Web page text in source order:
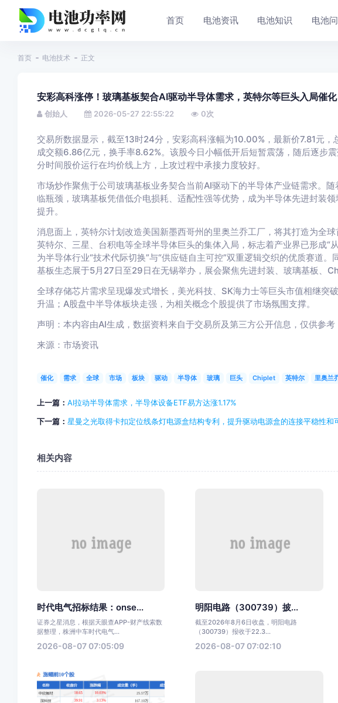
首页 电池资讯 电池知识 电池
首页 电池技术 正文
安彩高科涨停！玻璃基板契合AI驱动半导体需求，英特尔等巨头入局催
创始人 2026-05-27 22:55:22 0次
交易所数据显示，截至13时24分，安彩高科涨幅为10.00%，最新价7.81元
成交额6.86亿元，换手率8.62%。该股今日小幅低开后短暂震荡，随后逐步
分时间股价运行在均价线上方，上攻过程中承接力度较好。
市场炒作聚焦于公司玻璃基板业务契合当前AI驱动下的半导体产业链需求。
临瓶颈，玻璃基板凭借低介电损耗、适配性强等优势，成为半导体先进封装
提升。
消息面上，英特尔计划改造美国新墨西哥州的里奥兰乔工厂，将其打造为全
英特尔、三星、台积电等全球半导体巨头的集体入局，标志着产业界已形成“
为半导体行业“技术代际切换”与“供应链自主可控”双重逻辑交织的优质赛道
基板生态展于5月27日至29日在无锡举办，展会聚焦先进封装、玻璃基板、
全球存储芯片需求呈现爆发式增长，美光科技、SK海力士等巨头市值相继突
升温；A股盘中半导体板块走强，为相关概念个股提供了市场氛围支撑。
声明：本内容由AI生成，数据资料来自于交易所及第三方公开信息，仅供参考
来源：市场资讯
催化 需求 全球 市场 板块 驱动 半导体 玻璃 巨头 Chiplet 英特尔 里奥兰
上一篇： AI拉动半导体需求，半导体设备ETF易方达涨1.17%
下一篇： 星曼之光取得卡扣定位线条灯电源盒结构专利，提升驱动电源盒的连接平稳性和
相关内容
时代电气招标结果：onse...
证券之星消息，根据天眼查APP-财产线索数
据整理，株洲中车时代电气...
2026-08-07 07:05:09
明阳电路（300739）披...
截至2026年8月6日收盘，明阳电路
（300739）报收于22.3...
2026-08-07 07:02:10